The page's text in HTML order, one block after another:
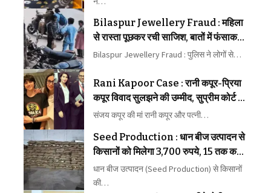
Bilaspur Jewellery Fraud : महिला
से रास्ता पूछकर रची साजिश, बातों में फंसाकर
जेवर लेकर भागे बदमाश
Bilaspur Jewellery Fraud : पुलिस ने लोगों से…
Rani Kapoor Case : रानी कपूर-प्रिया
कपूर विवाद सुलझने की उम्मीद, सुप्रीम कोर्ट ने
मध्यस्थता पर जताया भरोसा
संजय कपूर की मां रानी कपूर और पत्नी…
Seed Production : धान बीज उत्पादन से
किसानों को मिलेगा 3,700 रुपये, 15 तक कराएं
पंजीयन
धान बीज उत्पादन (Seed Production) से किसानों
की…